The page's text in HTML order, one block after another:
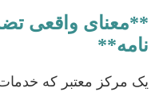
**معنای واقعی
نامه**
یک مرکز معتبر که